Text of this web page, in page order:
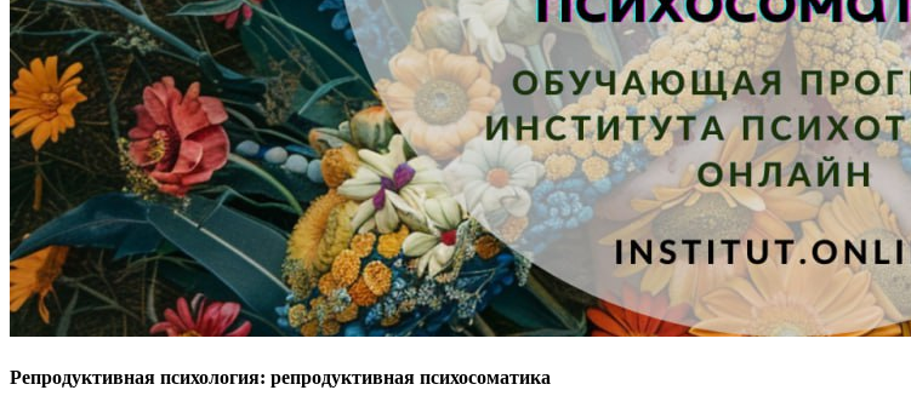
Репродуктивная психология: репродуктивная психосоматика